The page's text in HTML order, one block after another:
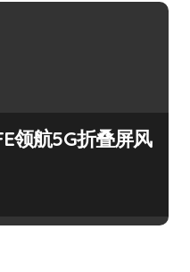
领航5G折叠屏风